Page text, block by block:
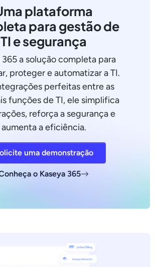
plataforma
para gestão de
TI e segurança
365 a solução completa para
proteger e automatizar a TI.
perfeitas entre as
funções de TI, ele simplifica
reforça a segurança e
aumenta a eficiência.
uma demonstração
o Kaseya 365